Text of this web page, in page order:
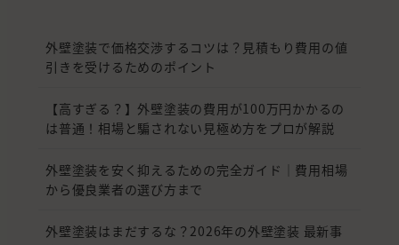
外壁塗装で価格交渉するコツは？見積もり費用の値
引きを受けるためのポイント
【高すぎる？】外壁塗装の費用が100万円かかるの
は普通！相場と騙されない見極め方をプロが解説
外壁塗装を安く抑えるための完全ガイド｜費用相場
から優良業者の選び方まで
外壁塗装はまだするな？2026年の外壁塗装 最新事